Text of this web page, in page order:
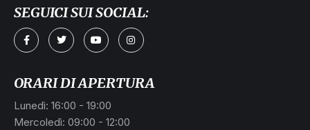
ORARI DI APERTURA
Lunedì: 16:00 - 19:00
Mercoledì: 09:00 - 12:00
SEGUICI SUI SOCIAL: